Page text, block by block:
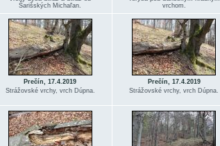
Šarišských Michaľan.
vrchom.
Prečín, 17.4.2019
Strážovské vrchy, vrch Dúpna.
Prečín, 17.4.2019
Strážovské vrchy, vrch Dúpna.